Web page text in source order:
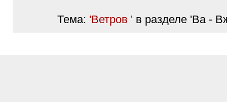
Тема: 'Ветров ' в разделе 'Ва -